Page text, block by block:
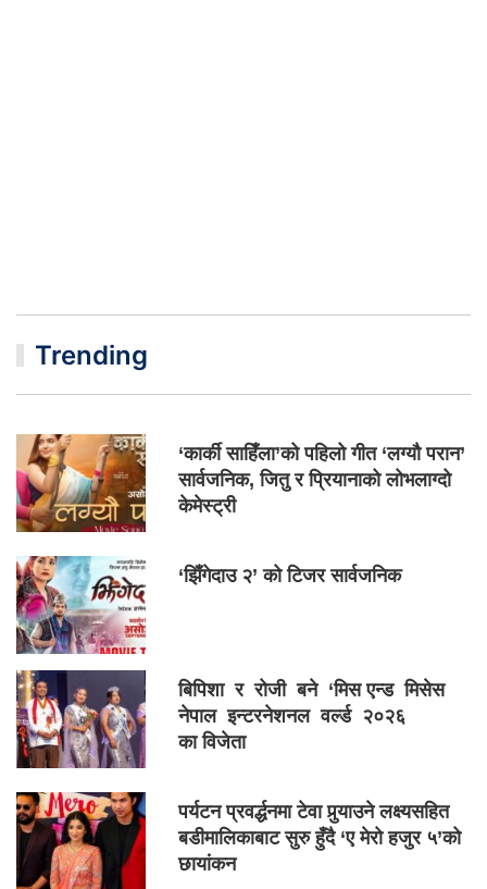
Trending
‘कार्की साहिँला’को पहिलो गीत ‘लग्यौ परान’
सार्वजनिक, जितु र प्रियानाको लोभलाग्दो
केमेस्ट्री
‘झिँगेदाउ २’ को टिजर सार्वजनिक
बिपिशा र रोजी बने ‘मिस एन्ड मिसेस
नेपाल इन्टरनेशनल वर्ल्ड २०२६
का विजेता
पर्यटन प्रवर्द्धनमा टेवा पुर्‍याउने लक्ष्यसहित
बडीमालिकाबाट सुरु हुँदै ‘ए मेरो हजुर ५’को
छायांकन